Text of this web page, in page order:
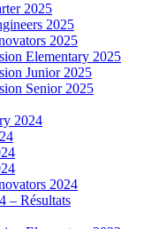
2025
2025
2025
Elementary 2025
Junior 2025
Senior 2025
2024
2024
– Résultats